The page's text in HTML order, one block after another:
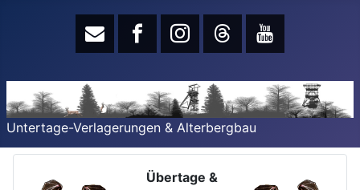
Untertage-Verlagerungen & Alterbergbau
Übertage &